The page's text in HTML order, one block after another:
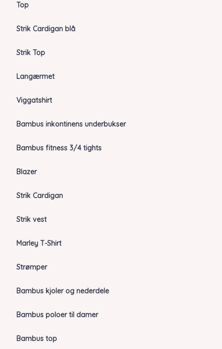
Top
Strik Cardigan blå
Strik Top
Langærmet
Viggatshirt
Bambus inkontinens underbukser
Bambus fitness 3/4 tights
Blazer
Strik Cardigan
Strik vest
Marley T-Shirt
Strømper
Bambus kjoler og nederdele
Bambus poloer til damer
Bambus top